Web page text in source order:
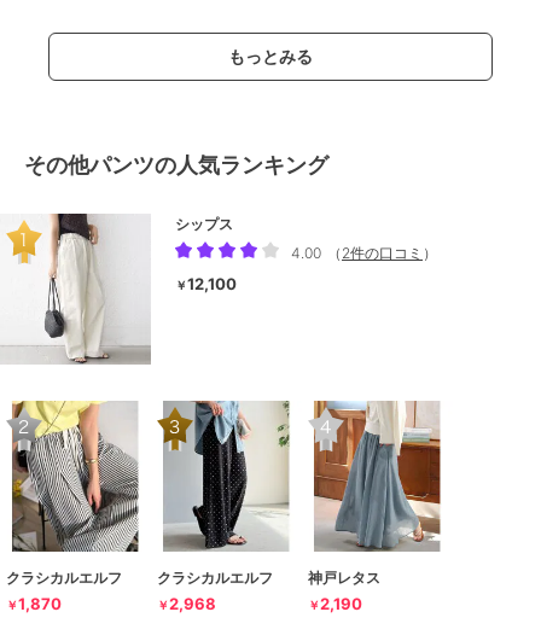
もっとみる
その他パンツの人気ランキング
シップス
4.00
（ 2件の口コミ ）
￥12,100
クラシカルエルフ
￥1,870
クラシカルエルフ
￥2,968
神戸レタス
￥2,190